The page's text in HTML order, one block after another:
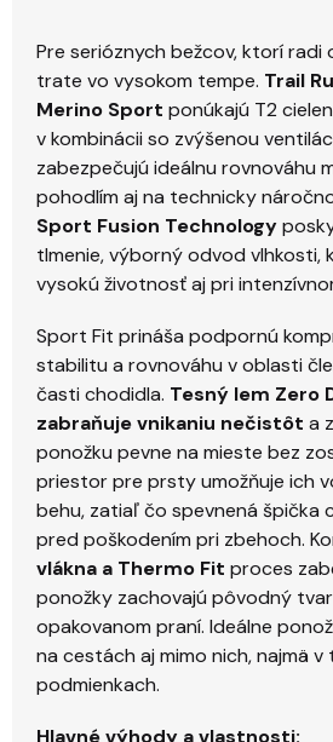
Pre serióznych bežcov, ktorí radi
trate vo vysokom tempe. Trail
Merino Sport ponúkajú T2
v kombinácii so zvýšenou
zabezpečujú ideálnu rovnováhu
pohodlím aj na technicky
Sport Fusion Technology
tlmenie, výborný odvod vlhkosti,
vysokú životnosť aj pri
Sport Fit prináša podpornú
stabilitu a rovnováhu v oblasti
časti chodidla. Tesný lem Zero
zabraňuje vnikaniu nečistôt a
ponožku pevne na mieste bez
priestor pre prsty umožňuje ich
behu, zatiaľ čo spevnená špička
pred poškodením pri zbehoch.
vlákna a Thermo Fit proces
ponožky zachovajú pôvodný
opakovanom praní. Ideálne
na cestách aj mimo nich, najmä v
podmienkach.
Hlavné výhody a vlastnosti: